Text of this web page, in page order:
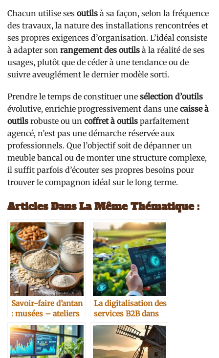
Chacun utilise ses outils à sa façon, selon la fréquence
des travaux, la nature des installations rencontrées et
ses propres exigences d’organisation. L’idéal consiste
à adapter son rangement des outils à la réalité de ses
usages, plutôt que de céder à une tendance ou de
suivre aveuglément le dernier modèle sorti.
Prendre le temps de constituer une sélection d’outils
évolutive, enrichie progressivement dans une caisse à
outils robuste ou un coffret à outils parfaitement
agencé, n’est pas une démarche réservée aux
professionnels. Que l’objectif soit de dépanner un
meuble bancal ou de monter une structure complexe,
il suffit parfois d’écouter ses propres besoins pour
trouver le compagnon idéal sur le long terme.
Articles Dans La Même Thématique :
Savoir-faire d’antan
: musées – ateliers
bois et métal
La digitalisation des
services B2B dans
l’agriculture